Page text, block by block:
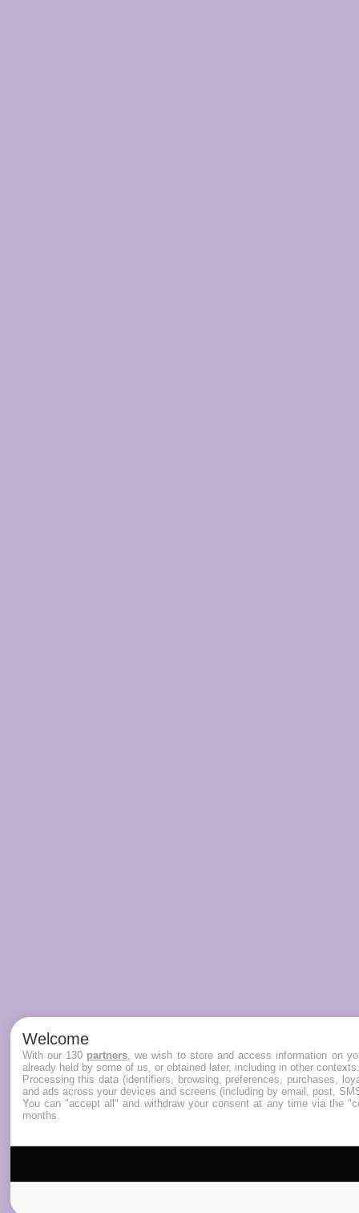
Welcome
With our 130 partners , we wish to store and access information on
already held by some of us, or obtained later, including in other contexts.
Processing this data (identifiers, browsing, preferences, purchases,
and ads across your devices and screens (including by email, post,
You can "accept all" and withdraw your consent at any time via the
months.